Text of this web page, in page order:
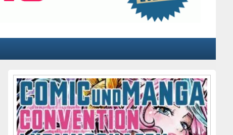
Primärer
Seitenleisten
Widget-
Bereich